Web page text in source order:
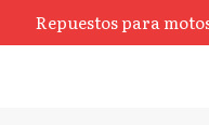
Repuestos para